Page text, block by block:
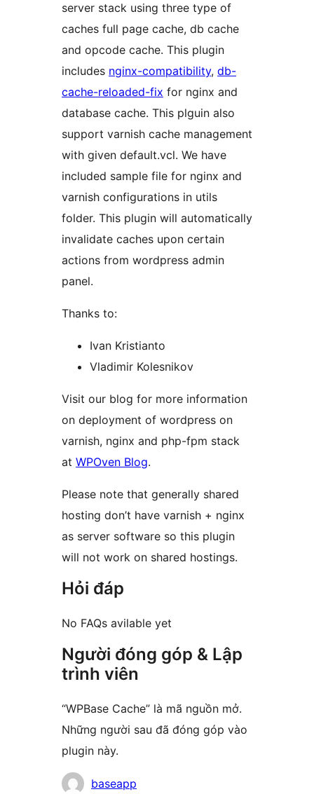
server stack using three type of
caches full page cache, db cache
and opcode cache. This plugin
includes nginx-compatibility, db-
cache-reloaded-fix for nginx and
database cache. This plguin also
support varnish cache management
with given default.vcl. We have
included sample file for nginx and
varnish configurations in utils
folder. This plugin will automatically
invalidate caches upon certain
actions from wordpress admin
panel.
Thanks to:
Ivan Kristianto
Vladimir Kolesnikov
Visit our blog for more information
on deployment of wordpress on
varnish, nginx and php-fpm stack
at WPOven Blog.
Please note that generally shared
hosting don’t have varnish + nginx
as server software so this plugin
will not work on shared hostings.
Hỏi đáp
No FAQs avilable yet
Người đóng góp & Lập
trình viên
“WPBase Cache” là mã nguồn mở.
Những người sau đã đóng góp vào
plugin này.
Nhữngbaseapp